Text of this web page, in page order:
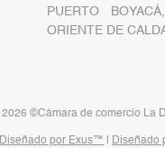
PUERTO
ORIENTE DE
2026 ©Cámara de comercio La
Diseñado por Exus™ Diseñado